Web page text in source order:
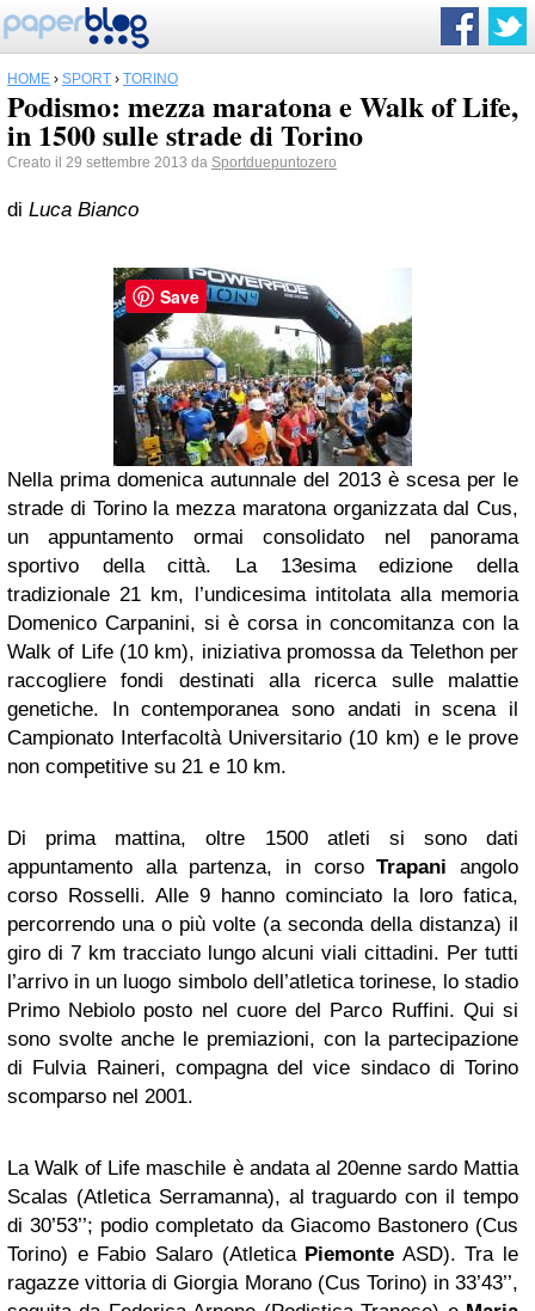
HOME › SPORT › TORINO
Podismo: mezza maratona e Walk of Life,
in 1500 sulle strade di Torino
Creato il 29 settembre 2013 da Sportduepuntozero
di Luca Bianco
Nella prima domenica autunnale del 2013 è scesa per le
strade di Torino la mezza maratona organizzata dal Cus,
un appuntamento ormai consolidato nel panorama
sportivo della città. La 13esima edizione della
tradizionale 21 km, l’undicesima intitolata alla memoria
Domenico Carpanini, si è corsa in concomitanza con la
Walk of Life (10 km), iniziativa promossa da Telethon per
raccogliere fondi destinati alla ricerca sulle malattie
genetiche. In contemporanea sono andati in scena il
Campionato Interfacoltà Universitario (10 km) e le prove
non competitive su 21 e 10 km.
Di prima mattina, oltre 1500 atleti si sono dati
appuntamento alla partenza, in corsoTrapani angolo
corso Rosselli. Alle 9 hanno cominciato la loro fatica,
percorrendo una o più volte (a seconda della distanza) il
giro di 7 km tracciato lungo alcuni viali cittadini. Per tutti
l’arrivo in un luogo simbolo dell’atletica torinese, lo stadio
Primo Nebiolo posto nel cuore del Parco Ruffini. Qui si
sono svolte anche le premiazioni, con la partecipazione
di Fulvia Raineri, compagna del vice sindaco di Torino
scomparso nel 2001.
La Walk of Life maschile è andata al 20enne sardo Mattia
Scalas (Atletica Serramanna), al traguardo con il tempo
di 30’53’’; podio completato da Giacomo Bastonero (Cus
Torino) e Fabio Salaro (Atletica Piemonte ASD). Tra le
ragazze vittoria di Giorgia Morano (Cus Torino) in 33’43’’,
Save